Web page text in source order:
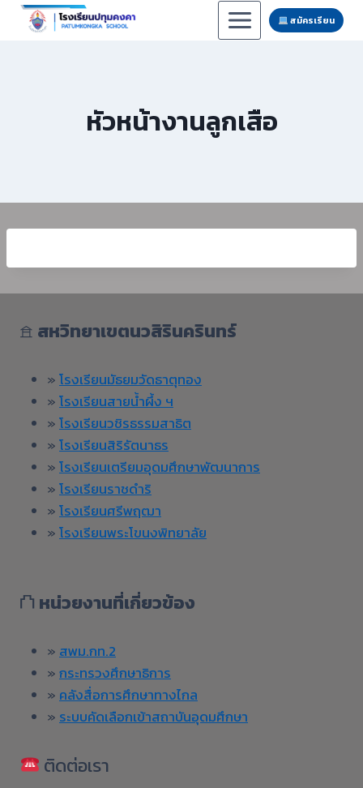
Skip
สมัครเรียน
หัวหน้างานลูกเสือ
𖠿 สหวิทยาเขตนวสิรินครินทร์
»โรงเรียนมัธยมวัดธาตุทอง
»โรงเรียนสายน้ำผึ้ง ฯ
»โรงเรียนวชิรธรรมสาธิต
»โรงเรียนสิริรัตนาธร
»โรงเรียนเตรียมอุดมศึกษาพัฒนาการ
»โรงเรียนราชดำริ
»โรงเรียนศรีพฤฒา
»โรงเรียนพระโขนงพิทยาลัย
⛫ หน่วยงานที่เกี่ยวข้อง
» สพม.กท.2
»กระทรวงศึกษาธิการ
» คลังสื่อการศึกษาทางไกล
» ระบบคัดเลือกเข้าสถาบันอุดมศึกษา
ติดต่อเรา